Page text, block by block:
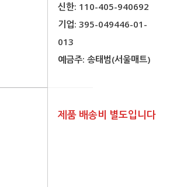
신한: 110-405-940692
기업: 395-049446-01-
013
예금주: 송태범(서울매트)
제품 배송비 별도입니다